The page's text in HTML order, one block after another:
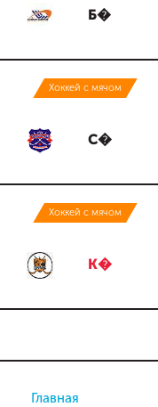
Б�
Хоккей с мячом
С�
Хоккей с мячом
К�
Главная